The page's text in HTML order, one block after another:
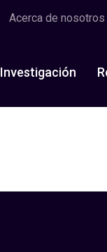
Acerca de nosotros
Investigación